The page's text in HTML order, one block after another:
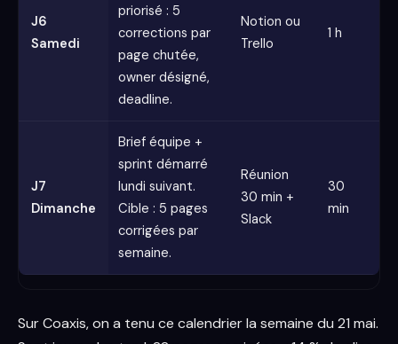
J6
Samedi
priorisé : 5
corrections par
page chutée,
owner désigné,
deadline.
Notion ou
Trello
1 h
J7
Dimanche
Brief équipe +
sprint démarré
lundi suivant.
Cible : 5 pages
corrigées par
semaine.
Réunion
30 min +
Slack
30
min
Sur Coaxis, on a tenu ce calendrier la semaine du 21 mai.